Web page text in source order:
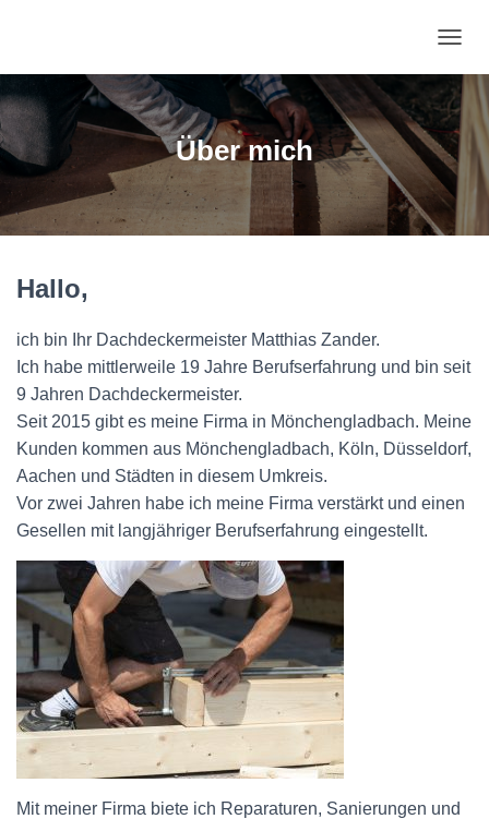
A
V
I
G
A
T
I
N
A
E
N
Über mich
Hallo,
ich bin Ihr Dachdeckermeister Matthias Zander.
Ich habe mittlerweile 19 Jahre Berufserfahrung und bin seit
9 Jahren Dachdeckermeister.
Seit 2015 gibt es meine Firma in Mönchengladbach. Meine
Kunden kommen aus Mönchengladbach, Köln, Düsseldorf,
Aachen und Städten in diesem Umkreis.
Vor zwei Jahren habe ich meine Firma verstärkt und einen
Gesellen mit langjähriger Berufserfahrung eingestellt.
Mit meiner Firma biete ich Reparaturen, Sanierungen und